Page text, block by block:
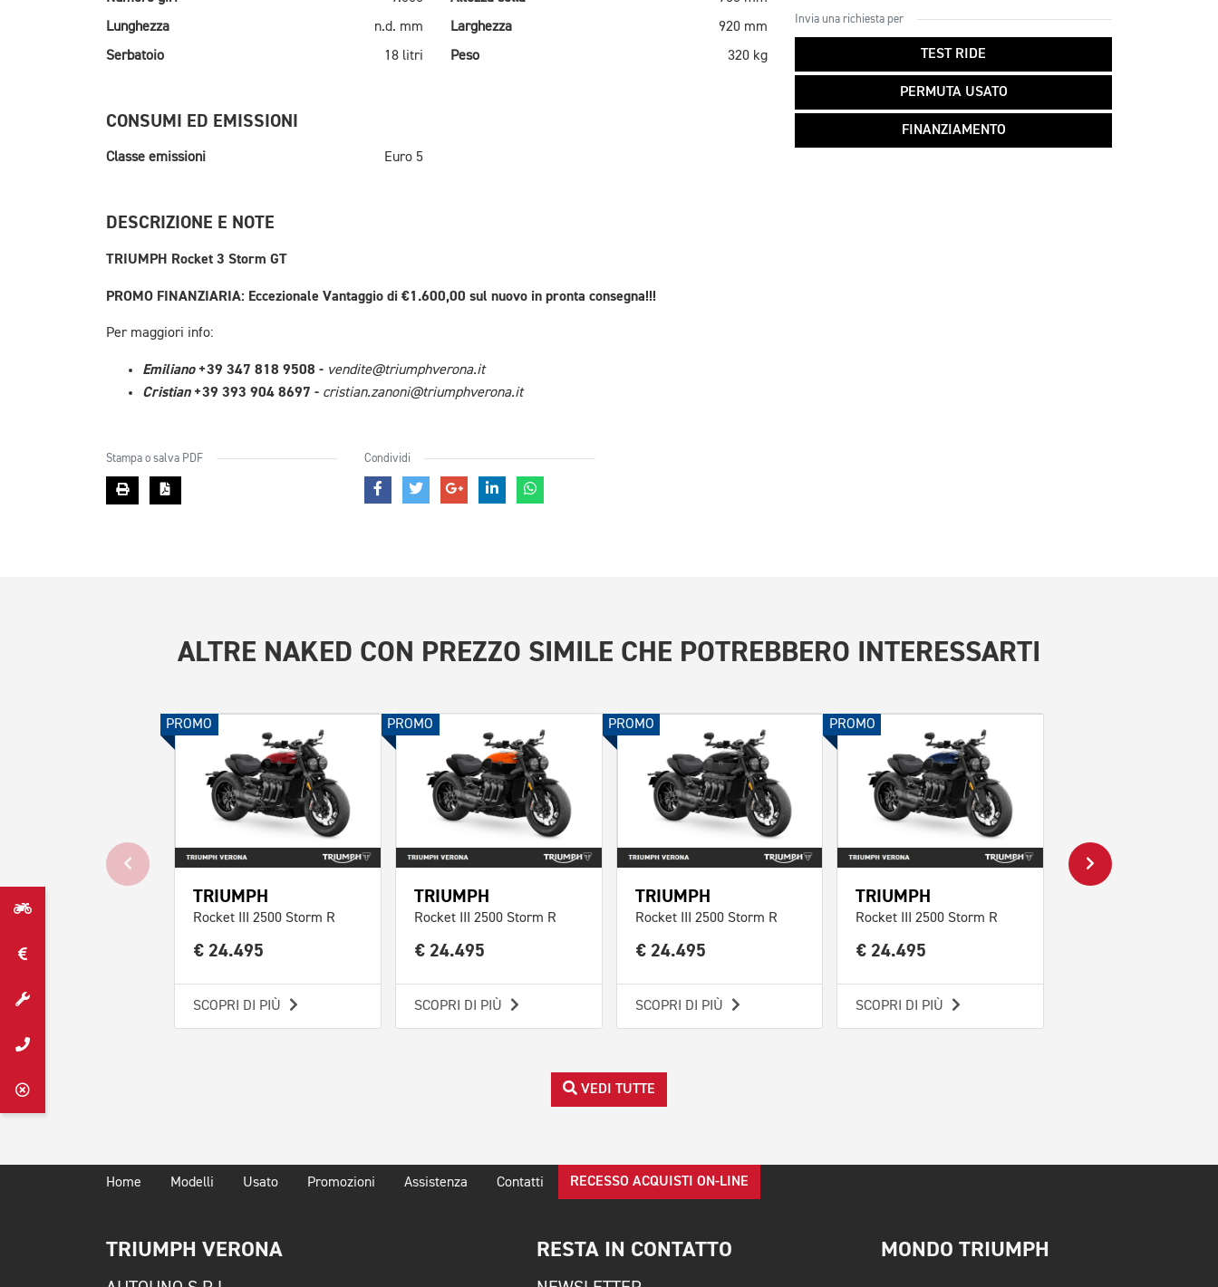
Lunghezza
n.d. mm Larghezza
920 mm
Serbatoio
18 litri Peso 320 kg
CONSUMI ED EMISSIONI
Classe emissioni Euro 5
DESCRIZIONE E NOTE
TRIUMPH Rocket 3 Storm GT
PROMO FINANZIARIA: Eccezionale Vantaggio di €1.600,00 sul nuovo in pronta consegna!!!
Per maggiori info:
Emiliano+39 347 818 9508 - vendite@triumphverona.it
Cristian+39 393 904 8697 - cristian.zanoni@triumphverona.it
Invia una richiesta per
TEST RIDE
PERMUTA USATO
FINANZIAMENTO
Stampa o salva PDF Condividi
ALTRE NAKED CON PREZZO SIMILE CHE POTREBBERO INTERESSARTI
PROMO
TRIUMPH
Rocket III 2500 Storm R
€ 24.495
SCOPRI DI PIÙ
PROMO
TRIUMPH
Rocket III 2500 Storm R
€ 24.495
SCOPRI DI PIÙ
PROMO
TRIUMPH
Rocket III 2500 Storm R
€ 24.495
SCOPRI DI PIÙ
PROMO
TRIUMPH
Rocket III 2500 Storm R
€ 24.495
SCOPRI DI PIÙ
VEDI TUTTE
Home Modelli Usato Promozioni Assistenza Contatti RECESSO ACQUISTI ON-LINE
TRIUMPH VERONA RESTA IN CONTATTO MONDO TRIUMPH